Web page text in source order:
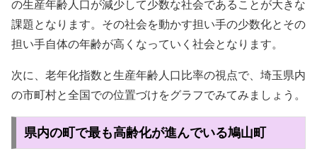
の生産年齢人口が減少して少数な社会であることが大きな
課題となります。その社会を動かす担い手の少数化とその
担い手自体の年齢が高くなっていく社会となります。
次に、老年化指数と生産年齢人口比率の視点で、埼玉県内
の市町村と全国での位置づけをグラフでみてみましょう。
県内の町で最も高齢化が進んでいる鳩山町